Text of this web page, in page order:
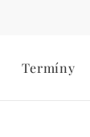
Termíny